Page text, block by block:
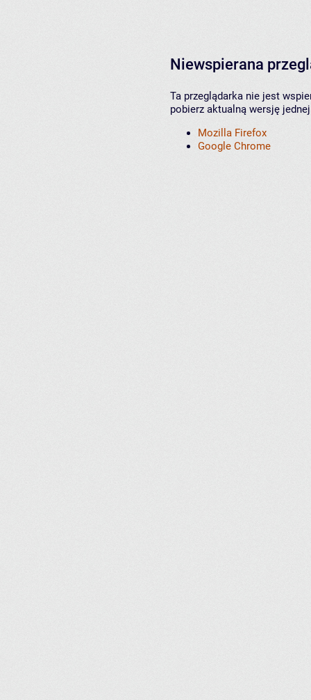
Niewspierana
Ta przeglądarka nie jest
pobierz aktualną wersję
Mozilla Firefox
Google Chrome